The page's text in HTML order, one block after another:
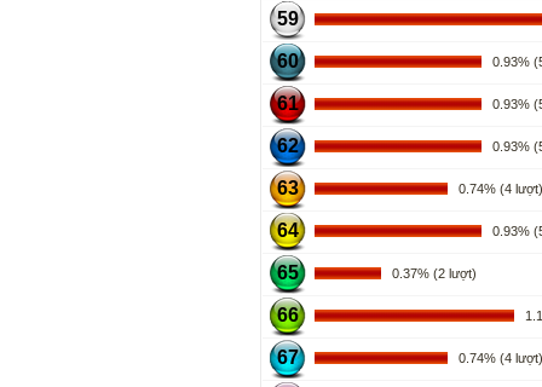
59
60 0.93%
61 0.93%
62 0.93%
63 0.74% (4 lượt)
64 0.93%
65 0.37% (2 lượt)
66
67 0.74% (4 lượt)